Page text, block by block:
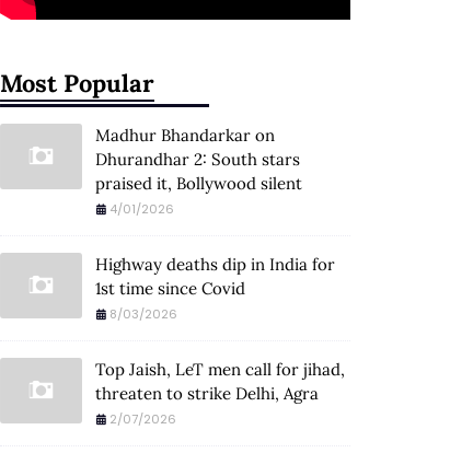
Most Popular
Madhur Bhandarkar on
Dhurandhar 2: South stars
praised it, Bollywood silent
4/01/2026
Highway deaths dip in India for
1st time since Covid
8/03/2026
Top Jaish, LeT men call for jihad,
threaten to strike Delhi, Agra
2/07/2026